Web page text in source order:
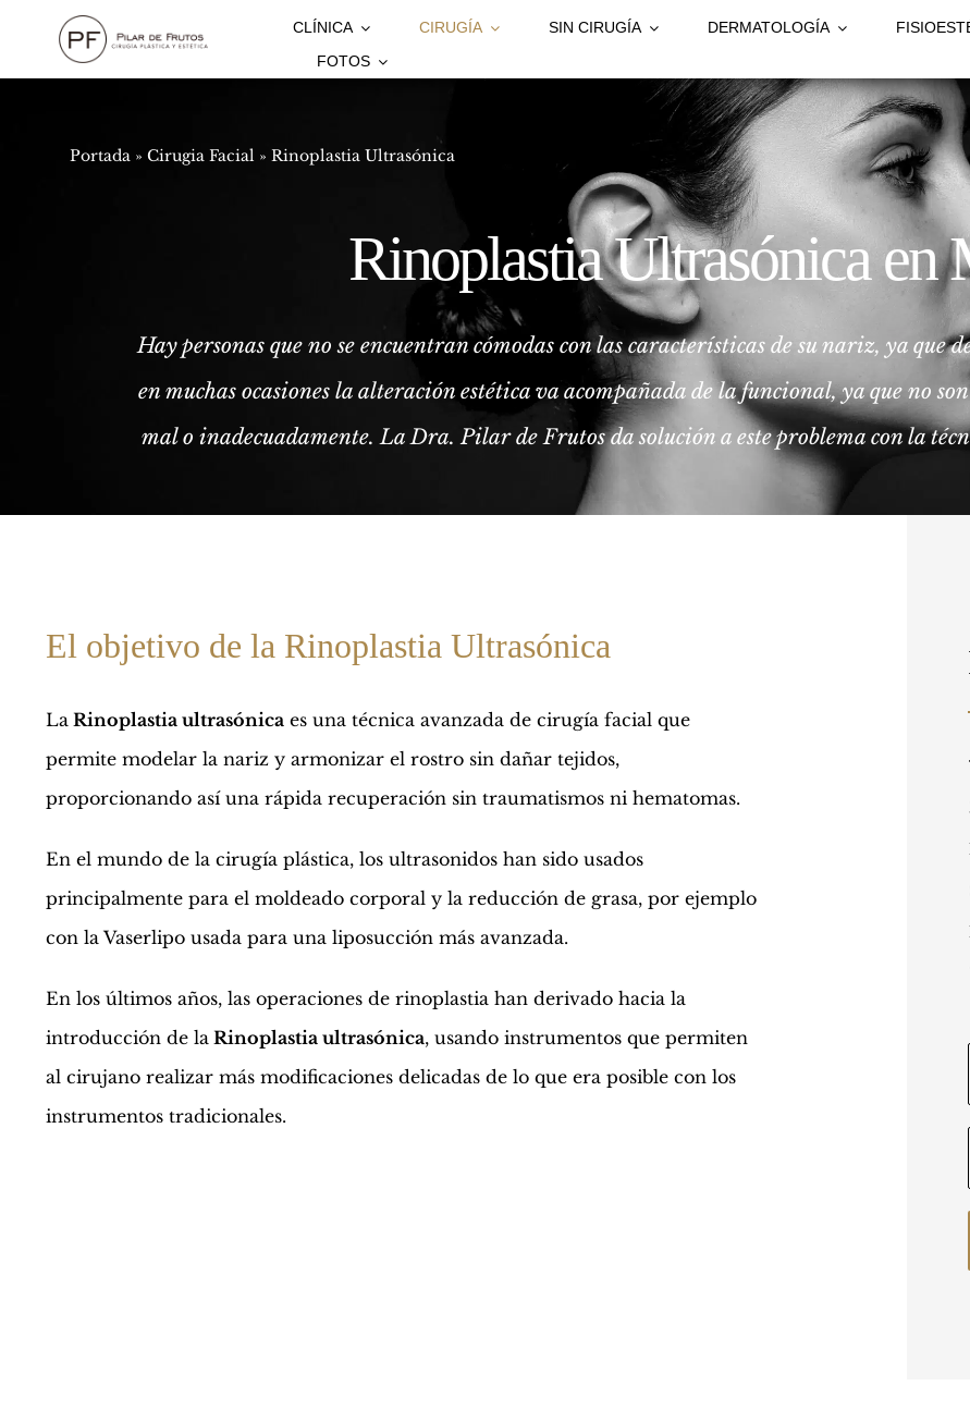
CLÍNICA CIRUGÍA SIN CIRUGÍA DERMATOLOGÍA
FOTOS
Portada »Cirugia Facial »Rinoplastia Ultrasónica
Rinoplastia Ultrasónica en
Hay personas que no se encuentran cómodas con las características de su nariz, ya que
en muchas ocasiones la alteración estética va acompañada de la funcional, ya que no
mal o inadecuadamente. La Dra. Pilar de Frutos da solución a este problema con la
El objetivo de la Rinoplastia Ultrasónica
LaRinoplastia ultrasónicaes una técnica avanzada de cirugía facial que
permite modelar la nariz y armonizar el rostro sin dañar tejidos,
proporcionando así una rápida recuperación sin traumatismos ni hematomas.
En el mundo de la cirugía plástica, los ultrasonidos han sido usados
principalmente para el moldeado corporal y la reducción de grasa, por ejemplo
con la Vaserlipo usada para una liposucción más avanzada.
En los últimos años, las operaciones de rinoplastia han derivado hacia la
introducción de laRinoplastia ultrasónica, usando instrumentos que permiten
al cirujano realizar más modificaciones delicadas de lo que era posible con los
instrumentos tradicionales.